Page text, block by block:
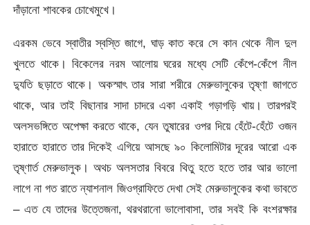
দাঁড়ানো শাবকের চোখেমুখে।
এরকম ভেবে স্বাতীর স্বস্তি জাগে, ঘাড় কাত করে সে কান থেকে নীল দুল
খুলতে থাকে। বিকেলের নরম আলোয় ঘরের মধ্যে সেটি কেঁপে-কেঁপে নীল
দ্যুতি ছড়াতে থাকে। অকস্মাৎ তার সারা শরীরে মেরুভালুকের তৃষ্ণা জাগতে
থাকে, আর তাই বিছানার সাদা চাদরে একা একাই গড়াগড়ি খায়। তারপরই
অলসভঙ্গিতে অপেক্ষা করতে থাকে, যেন তুষারের ওপর দিয়ে হেঁটে-হেঁটে ওজন
হারাতে হারাতে তার দিকেই এগিয়ে আসছে ৯০ কিলোমিটার দূরের আরো এক
তৃষ্ণার্ত মেরুভালুক। অথচ অলসতার বিবরে থিতু হতে হতে তার আর ভালো
লাগে না গত রাতে ন্যাশনাল জিওগ্রাফিতে দেখা সেই মেরুভালুকের কথা ভাবতে
– এত যে তাদের উত্তেজনা, থরথরানো ভালোবাসা, তার সবই কি বংশরক্ষার